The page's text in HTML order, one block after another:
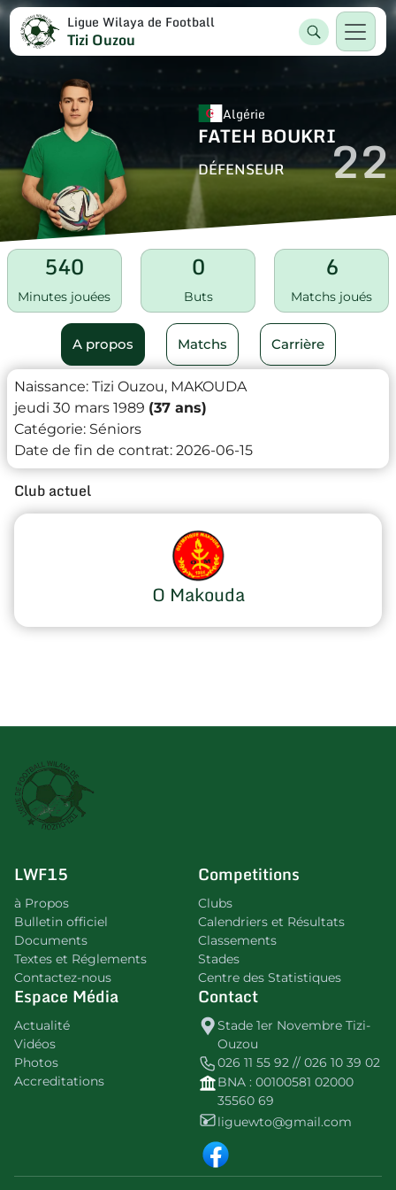
Ligue Wilaya de Football
Tizi Ouzou
Algérie
FATEH BOUKRI
DÉFENSEUR 22
540
Minutes jouées
0
Buts
6
Matchs joués
A propos Matchs Carrière
Naissance: Tizi Ouzou, MAKOUDA
jeudi 30 mars 1989 (37 ans)
Catégorie: Séniors
Date de fin de contrat: 2026-06-15
Club actuel
O Makouda
LWF15
à Propos
Bulletin officiel
Documents
Textes et Réglements
Contactez-nous
Competitions
Clubs
Calendriers et Résultats
Classements
Stades
Centre des Statistiques
Espace Média
Actualité
Vidéos
Photos
Accreditations
Contact
Stade 1er Novembre Tizi-
Ouzou
026 11 55 92 // 026 10 39 02
BNA : 00100581 02000
35560 69
liguewto@gmail.com